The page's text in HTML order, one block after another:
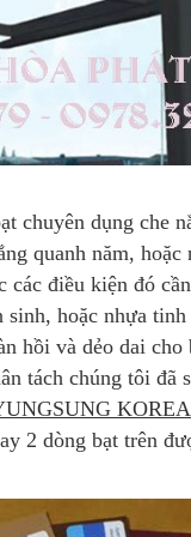
chuyên dụng che
quanh năm,
điều kiện đó
hoặc nhựa
hồi và dẻo dai
tách chúng tôi đã
KOREA
2 dòng bạt trên